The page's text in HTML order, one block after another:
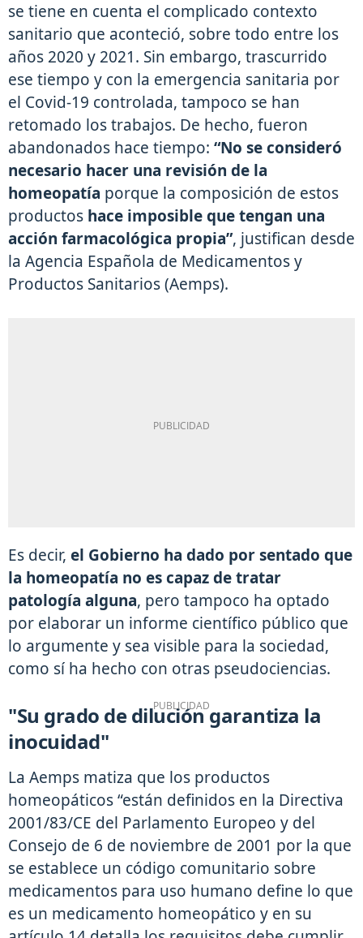
se tiene en cuenta el complicado contexto
sanitario que aconteció, sobre todo entre los
años 2020 y 2021. Sin embargo, trascurrido
ese tiempo y con la emergencia sanitaria por
el Covid-19 controlada, tampoco se han
retomado los trabajos. De hecho, fueron
abandonados hace tiempo: “No se consideró
necesario hacer una revisión de la
homeopatía porque la composición de estos
productos hace imposible que tengan una
acción farmacológica propia”, justifican desde
la Agencia Española de Medicamentos y
Productos Sanitarios (Aemps).
Es decir, el Gobierno ha dado por sentado que
la homeopatía no es capaz de tratar
patología alguna, pero tampoco ha optado
por elaborar un informe científico público que
lo argumente y sea visible para la sociedad,
como sí ha hecho con otras pseudociencias.
"Su grado de dilución garantiza la
inocuidad"
La Aemps matiza que los productos
homeopáticos “están definidos en la Directiva
2001/83/CE del Parlamento Europeo y del
Consejo de 6 de noviembre de 2001 por la que
se establece un código comunitario sobre
medicamentos para uso humano define lo que
es un medicamento homeopático y en su